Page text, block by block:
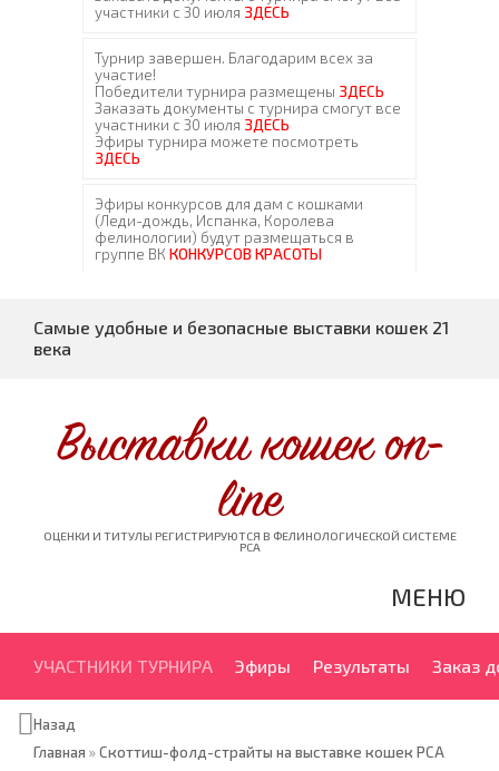
Самые удобные и безопасные выставки кошек 21
века
Выставки кошек on-
line
ОЦЕНКИ И ТИТУЛЫ РЕГИСТРИРУЮТСЯ В ФЕЛИНОЛОГИЧЕСКОЙ СИСТЕМЕ
PCA
МЕНЮ
УЧАСТНИКИ ТУРНИРА Эфиры Результаты Заказ
Назад
Главная »Скоттиш-фолд-страйты на выставке кошек PCA